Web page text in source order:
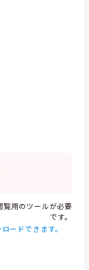
覧用のツールが必要
です。
ードできます。